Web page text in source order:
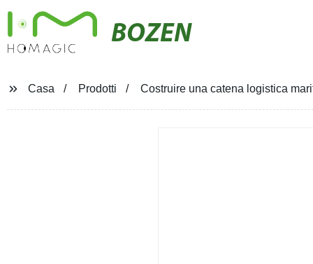
BOZEN
Casa Prodotti Costruire una catena logistica